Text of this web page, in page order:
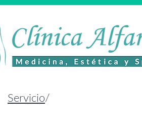
Servicio/